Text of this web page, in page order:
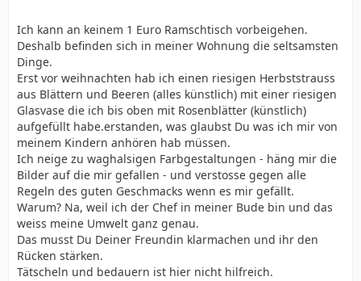
Ich kann an keinem 1 Euro Ramschtisch vorbeigehen.
Deshalb befinden sich in meiner Wohnung die seltsamsten
Dinge.
Erst vor weihnachten hab ich einen riesigen Herbststrauss
aus Blättern und Beeren (alles künstlich) mit einer riesigen
Glasvase die ich bis oben mit Rosenblätter (künstlich)
aufgefüllt habe.erstanden, was glaubst Du was ich mir von
meinem Kindern anhören hab müssen.
Ich neige zu waghalsigen Farbgestaltungen - häng mir die
Bilder auf die mir gefallen - und verstosse gegen alle
Regeln des guten Geschmacks wenn es mir gefällt.
Warum? Na, weil ich der Chef in meiner Bude bin und das
weiss meine Umwelt ganz genau.
Das musst Du Deiner Freundin klarmachen und ihr den
Rücken stärken.
Tätscheln und bedauern ist hier nicht hilfreich.